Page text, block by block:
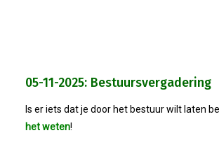
Lid Worden
Inloggen
05-11-2025: Bestuursvergadering
Is er iets dat je door het bestuur wilt laten
het weten!